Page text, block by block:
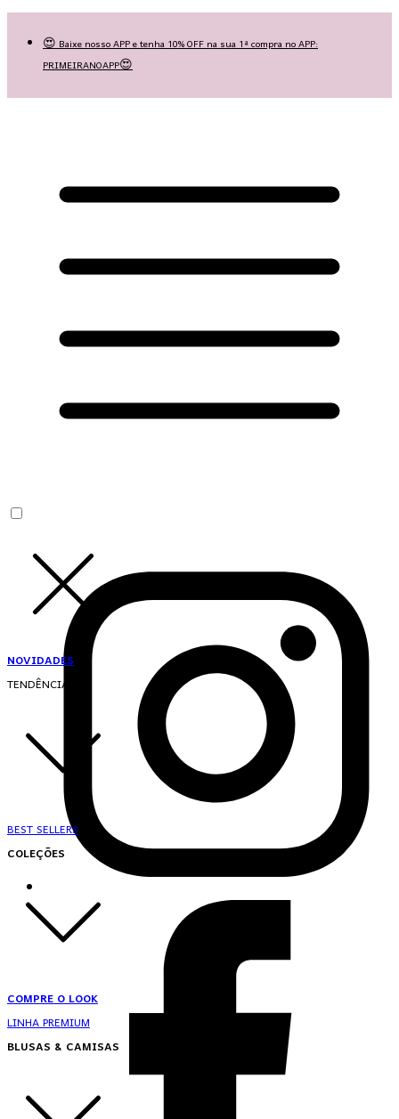
😍 Baixe nosso APP e tenha 10% OFF na sua 1ª compra no APP:
PRIMEIRANOAPP😍
NOVIDADES
TENDÊNCIAS
BEST SELLERS
COLEÇÕES
COMPRE O LOOK
LINHA PREMIUM
BLUSAS & CAMISAS